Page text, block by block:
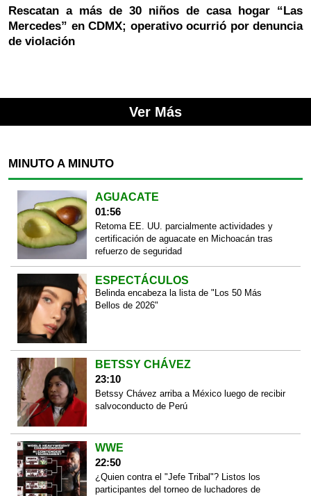
Rescatan a más de 30 niños de casa hogar “Las
Mercedes” en CDMX; operativo ocurrió por denuncia
de violación
Ver Más
MINUTO A MINUTO
AGUACATE
01:56
Retoma EE. UU. parcialmente actividades y
certificación de aguacate en Michoacán tras
refuerzo de seguridad
ESPECTÁCULOS
Belinda encabeza la lista de "Los 50 Más
Bellos de 2026"
BETSSY CHÁVEZ
23:10
Betssy Chávez arriba a México luego de recibir
salvoconducto de Perú
WWE
22:50
¿Quien contra el "Jefe Tribal"? Listos los
participantes del torneo de luchadores de